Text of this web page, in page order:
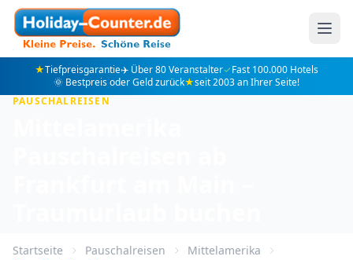
★Tiefpreisgarantie✈️ Über 80 Veranstalter✓Fast 100.000 Hotels
🌞 Bestpreis oder Geld zurück★seit 2003 an Ihrer Seite!
PAUSCHALREISEN
Startseite Pauschalreisen
Mittelamerika